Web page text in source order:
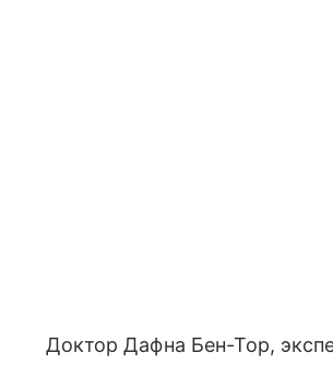
Доктор Дафна Бен-Тор,